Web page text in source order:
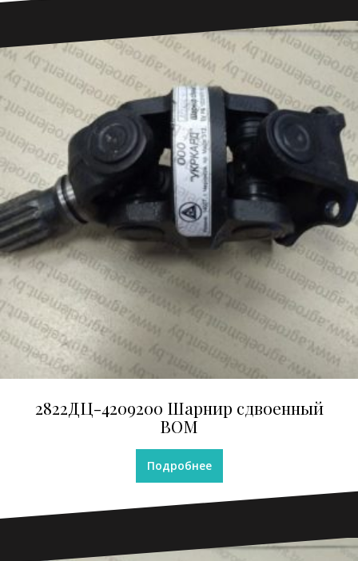
2822ДЦ-4209200 Шарнир сдвоенный
ВОМ
Подробнее